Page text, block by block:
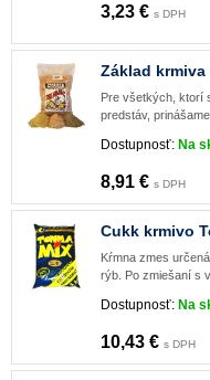
3,23 € s DPH
Základ krmiva
Pre všetkých, ktorí
predstáv,
Dostupnosť: Na
8,91 € s DPH
Cukk krmivo
Kŕmna zmes
rýb. Po zmiešaní s
Dostupnosť: Na
10,43 € s DPH